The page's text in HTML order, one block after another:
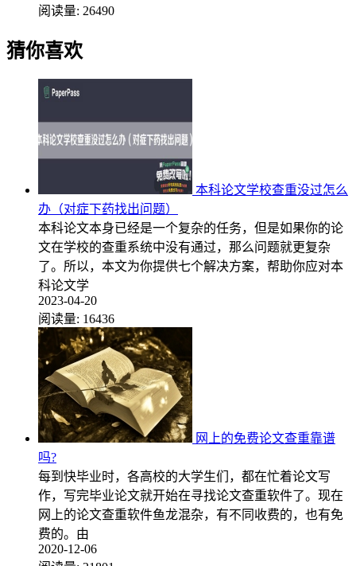
阅读量: 26490
猜你喜欢
本科论文学校查重没过怎么
办（对症下药找出问题）
本科论文本身已经是一个复杂的任务，但是如果你的论
文在学校的查重系统中没有通过，那么问题就更复杂
了。所以，本文为你提供七个解决方案，帮助你应对本
科论文学
2023-04-20
阅读量: 16436
网上的免费论文查重靠谱
吗?
每到快毕业时，各高校的大学生们，都在忙着论文写
作，写完毕业论文就开始在寻找论文查重软件了。现在
网上的论文查重软件鱼龙混杂，有不同收费的，也有免
费的。由
2020-12-06